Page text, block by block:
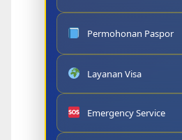
Permohonan Paspor
Layanan Visa
Emergency Service